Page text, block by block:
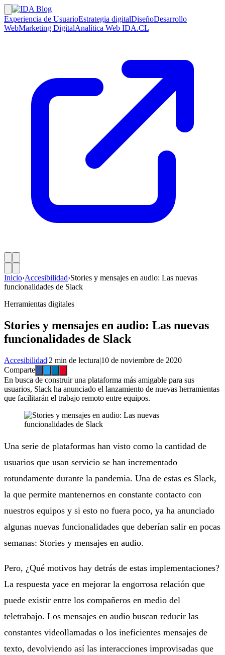
Experiencia de UsuarioEstrategia digitalDiseñoDesarrollo
WebMarketing DigitalAnalítica Web IDA.CL
Inicio›Accesibilidad›Stories y mensajes en audio: Las nuevas
funcionalidades de Slack
Herramientas digitales
Stories y mensajes en audio: Las nuevas
funcionalidades de Slack
Accesibilidad|2 min de lectura|10 de noviembre de 2020
Comparte
En busca de construir una plataforma más amigable para sus
usuarios, Slack ha anunciado el lanzamiento de nuevas herramientas
que facilitarán el trabajo remoto entre equipos.
Una serie de plataformas han visto como la cantidad de
usuarios que usan servicio se han incrementado
rotundamente durante la pandemia. Una de estas es Slack,
la que permite mantenernos en constante contacto con
nuestros equipos y si esto no fuera poco, ya ha anunciado
algunas nuevas funcionalidades que deberían salir en pocas
semanas: Stories y mensajes en audio.
Pero, ¿Qué motivos hay detrás de estas implementaciones?
La respuesta yace en mejorar la engorrosa relación que
puede existir entre los compañeros en medio del
teletrabajo. Los mensajes en audio buscan reducir las
constantes videollamadas o los ineficientes mensajes de
texto, devolviendo así las interacciones improvisadas que